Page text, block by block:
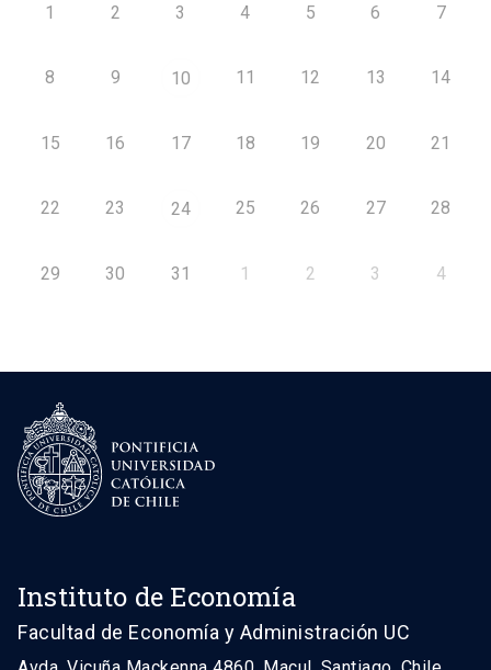
1 2 3 4 5 6 7
8 9 10 11 12 13 14
15 16 17 18 19 20 21
22 23 24 25 26 27 28
29 30 31 1 2 3 4
Instituto de Economía
Facultad de Economía y Administración UC